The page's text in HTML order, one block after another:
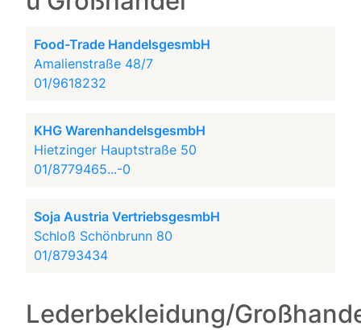
Food-Trade HandelsgesmbH
Amalienstraße 48/7
01/9618232
KHG WarenhandelsgesmbH
Hietzinger Hauptstraße 50
01/8779465...-0
Soja Austria VertriebsgesmbH
Schloß Schönbrunn 80
01/8793434
Lederbekleidung/